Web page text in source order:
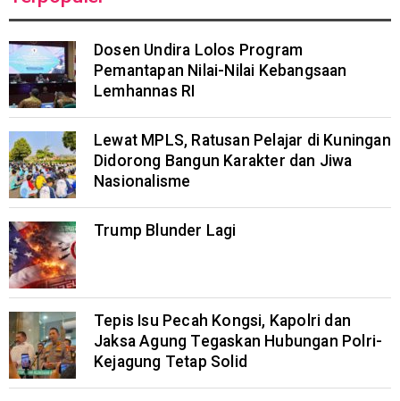
Dosen Undira Lolos Program
Pemantapan Nilai-Nilai Kebangsaan
Lemhannas RI
Lewat MPLS, Ratusan Pelajar di Kuningan
Didorong Bangun Karakter dan Jiwa
Nasionalisme
Trump Blunder Lagi
Tepis Isu Pecah Kongsi, Kapolri dan
Jaksa Agung Tegaskan Hubungan Polri-
Kejagung Tetap Solid